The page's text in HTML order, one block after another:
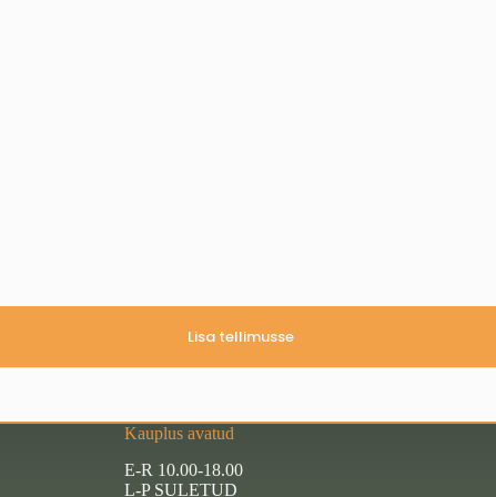
Lisa tellimusse
Kauplus avatud
E-R 10.00-18.00
L-P SULETUD